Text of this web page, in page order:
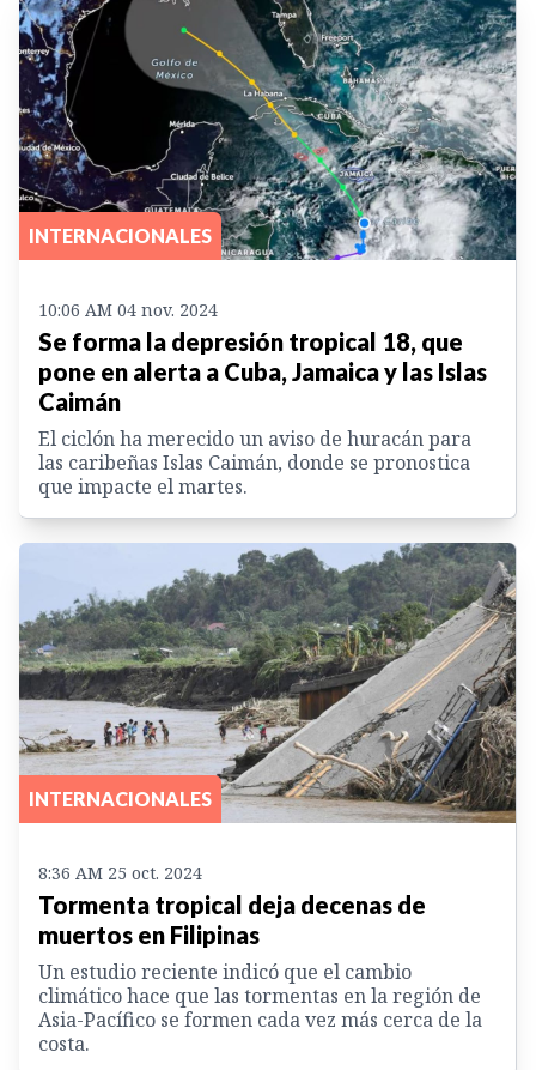
INTERNACIONALES
10:06 AM 04 nov. 2024
Se forma la depresión tropical 18, que
pone en alerta a Cuba, Jamaica y las Islas
Caimán
El ciclón ha merecido un aviso de huracán para
las caribeñas Islas Caimán, donde se pronostica
que impacte el martes.
INTERNACIONALES
8:36 AM 25 oct. 2024
Tormenta tropical deja decenas de
muertos en Filipinas
Un estudio reciente indicó que el cambio
climático hace que las tormentas en la región de
Asia-Pacífico se formen cada vez más cerca de la
costa.